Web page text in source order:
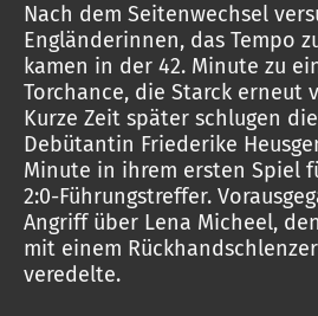
Nach dem Seitenwechsel
Engländerinnen, das Tempo
kamen in der 42. Minute zu
Torchance, die Starck erneut
Kurze Zeit später schlugen
Debütantin Friederike
Minute in ihrem ersten Spiel
2:0-Führungstreffer.
Angriff über Lena Micheel,
mit einem
veredelte.